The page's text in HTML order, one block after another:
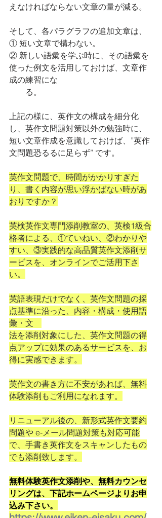
えなければならない文章の量が減る。
そして、各パラグラフの追加文章は、
① 短い文章で構わない。
② 新しい語彙を学ぶ時に、その語彙を
使った例文を活用しておけば、文章作
成の練習にな
る。
上記の様に、英作文の構成を細分化
し、英作文問題対策以外の勉強時に、
短い文章作成を意識しておけば、”英作
文問題恐るるに足らず” です。
英作文問題で、時間がかかりすぎた
り、書く内容が思い浮かばない時があ
おりですか？
英検英作文専門添削教室の、英検1級合
格者による、①ていねい、②わかりや
すい、③実践的な高品質英作文添削サ
ービスを、オンラインでご活用下さ
い。
英語表現だけでなく、英作文問題の採
点基準に沿った、内容・構成・使用語
彙・文
法を添削対象にした、英作文問題の得
点アップに効果のあるサービスを、お
得に実感できます。
英作文の書き方に不安があれば、無料
体験添削もご利用になれます。
リニューアル後の、新形式英作文要約
問題や e-メール問題対策も対応可能
で、手書き英作文をスキャンしたもの
でも添削致します。
無料体験英作文添削や、無料カウンセ
リングは、下記ホームページよりお申
込み下さい。